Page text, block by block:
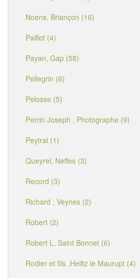
Noens, Briançon (16)
Paillot (4)
Payan, Gap (58)
Pellegrin (6)
Pelosse (5)
Perrin Joseph , Photographe (9)
Peytral (1)
Queyrel, Neffes (3)
Record (3)
Richard , Veynes (2)
Robert (2)
Robert L, Saint Bonnet (6)
Rodier et fils ,Heiltz le Maurupt (4)